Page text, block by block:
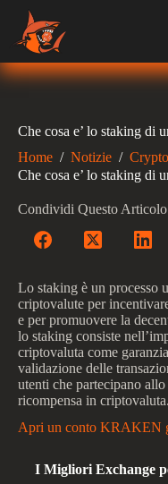
contenuto
Che cosa e’ lo staking di
Home / Notizie / Crypto
Che cosa e’ lo staking di
Condividi Questo
Lo staking è un processo
criptovalute per
e per promuovere la
lo staking consiste
criptovaluta come
validazione delle
utenti che partecipano
ricompensa in criptovaluta.
Apri un conto KRAKEN
I Migliori Exchange